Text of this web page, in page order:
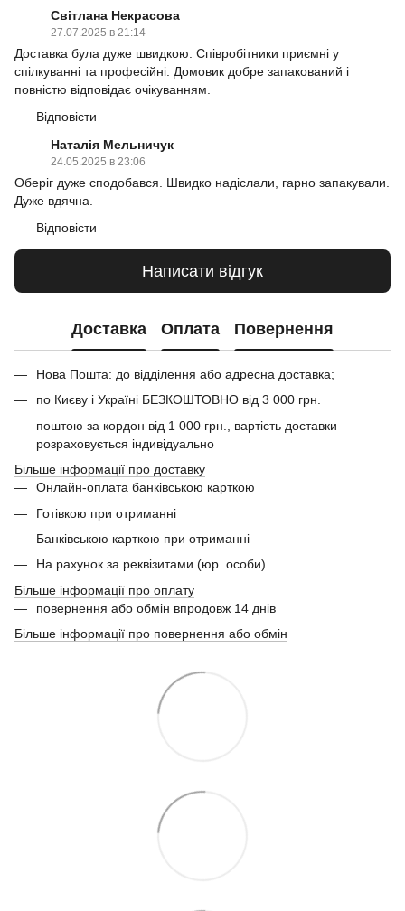
Світлана Некрасова
27.07.2025 в 21:14
Доставка була дуже швидкою. Співробітники приємні у
спілкуванні та професійні. Домовик добре запакований і
повністю відповідає очікуванням.
Відповісти
Наталія Мельничук
24.05.2025 в 23:06
Оберіг дуже сподобався. Швидко надіслали, гарно запакували.
Дуже вдячна.
Відповісти
Написати відгук
Доставка Оплата Повернення
Нова Пошта: до відділення або адресна доставка;
по Києву і Україні БЕЗКОШТОВНО від 3 000 грн.
поштою за кордон від 1 000 грн., вартість доставки
розраховується індивідуально
Більше інформації про доставку
Онлайн-оплата банківською карткою
Готівкою при отриманні
Банківською карткою при отриманні
На рахунок за реквізитами (юр. особи)
Більше інформації про оплату
повернення або обмін впродовж 14 днів
Більше інформації про повернення або обмін